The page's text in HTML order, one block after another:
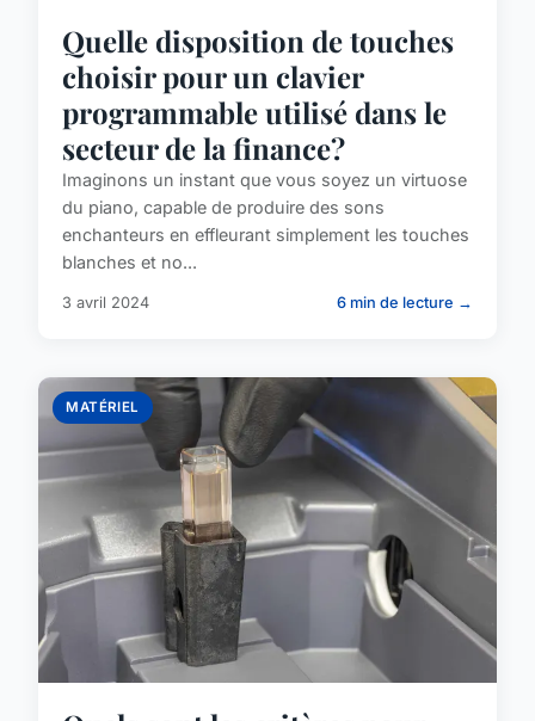
Quelle disposition de touches
choisir pour un clavier
programmable utilisé dans le
secteur de la finance?
Imaginons un instant que vous soyez un virtuose
du piano, capable de produire des sons
enchanteurs en effleurant simplement les touches
blanches et no...
3 avril 2024 6 min de lecture →
MATÉRIEL